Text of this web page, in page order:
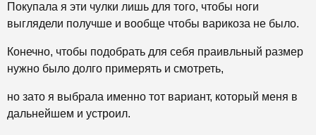
Покупала я эти чулки лишь для того, чтобы ноги
выглядели получше и вообще чтобы варикоза не было.
Конечно, чтобы подобрать для себя праивльный размер
нужно было долго примерять и смотреть,
но зато я выбрала именно тот вариант, который меня в
дальнейшем и устроил.